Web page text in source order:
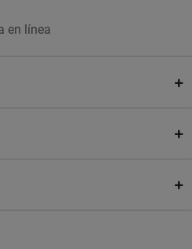
en línea